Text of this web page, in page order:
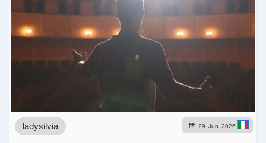
29 Jun 2026
ladysilvia